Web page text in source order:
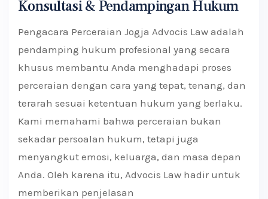
Konsultasi & Pendampingan Hukum
Pengacara Perceraian Jogja Advocis Law adalah
pendamping hukum profesional yang secara
khusus membantu Anda menghadapi proses
perceraian dengan cara yang tepat, tenang, dan
terarah sesuai ketentuan hukum yang berlaku.
Kami memahami bahwa perceraian bukan
sekadar persoalan hukum, tetapi juga
menyangkut emosi, keluarga, dan masa depan
Anda. Oleh karena itu, Advocis Law hadir untuk
memberikan penjelasan